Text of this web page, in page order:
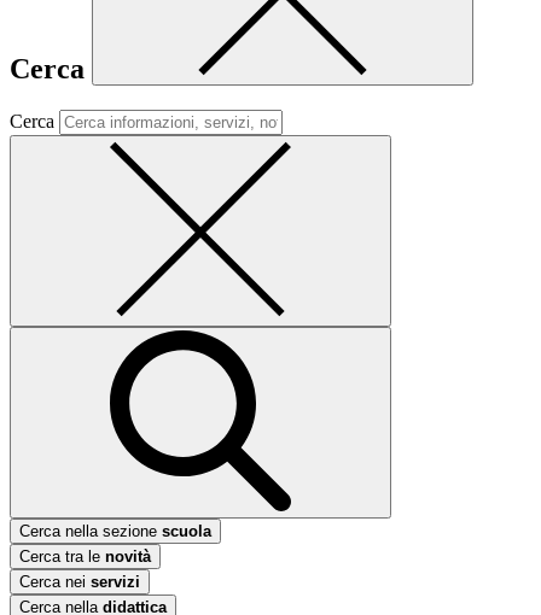
Cerca
Cerca
Cerca nella sezione scuola
Cerca tra le novità
Cerca nei servizi
Cerca nella didattica